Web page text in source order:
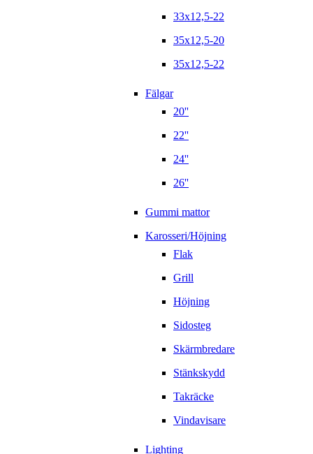
33x12,5-22
35x12,5-20
35x12,5-22
Fälgar
20''
22''
24''
26''
Gummi mattor
Karosseri/Höjning
Flak
Grill
Höjning
Sidosteg
Skärmbredare
Stänkskydd
Takräcke
Vindavisare
Lighting